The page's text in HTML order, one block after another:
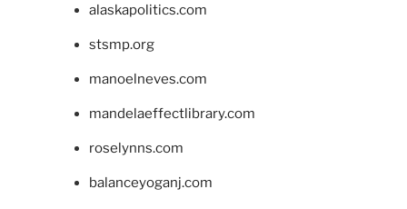
alaskapolitics.com
stsmp.org
manoelneves.com
mandelaeffectlibrary.com
roselynns.com
balanceyoganj.com